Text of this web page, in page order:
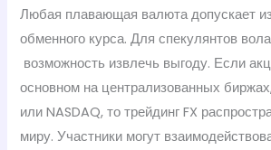
Любая плавающая валюта допускает
обменного курса. Для спекулянтов
возможность извлечь выгоду. Если
основном на централизованных биржах,
или NASDAQ, то трейдинг FX
миру. Участники могут